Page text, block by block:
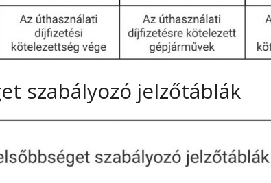
szabályozó jelzőtáblák